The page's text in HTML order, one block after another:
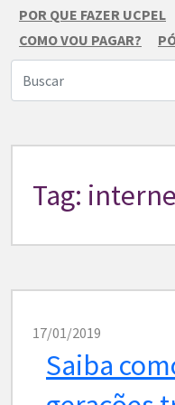
POR QUE FAZER UCPEL
COMO VOU PAGAR?
Tag:
17/01/2019
Saiba